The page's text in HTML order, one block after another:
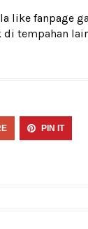
like fanpage
di tempahan
PIN IT